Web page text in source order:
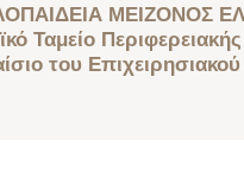
ΜΕΙΖΟΝΟΣ
Ταμείο
του